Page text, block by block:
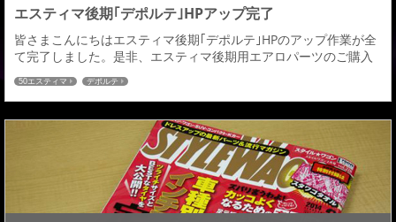
エスティマ後期｢デポルテ｣HPアップ完了
皆さまこんにちはエスティマ後期｢デポルテ｣HPのアップ作業が全
て完了しました。是非、エスティマ後期用エアロパーツのご購入
のお考えの皆さま、ご検討いただければと思います。フォトギャ
ラリーはこちらへプライスリストはこちらへどうぞ宜しくお願い
致します。 関連情報URL : https://www.admiration.ne.jp/
50エスティマ デポルテ